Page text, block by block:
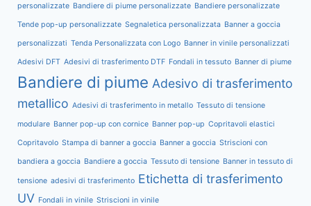
personalizzate Bandiere di piume personalizzate Bandiere personalizzate
Tende pop-up personalizzate Segnaletica personalizzata Banner a goccia
personalizzati Tenda Personalizzata con Logo Banner in vinile personalizzati
Adesivi DFT Adesivi di trasferimento DTF Fondali in tessuto Banner di piume
Bandiere di piume Adesivo di trasferimento
metallico Adesivi di trasferimento in metallo Tessuto di tensione
modulare Banner pop-up con cornice Banner pop-up Copritavoli elastici
Copritavolo Stampa di banner a goccia Banner a goccia Striscioni con
bandiera a goccia Bandiere a goccia Tessuto di tensione Banner in tessuto di
tensione adesivi di trasferimento Etichetta di trasferimento
UV Fondali in vinile Striscioni in vinile